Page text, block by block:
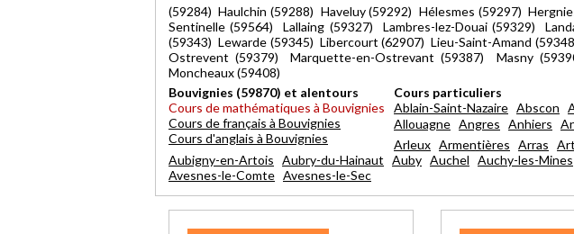
(59284) Haulchin (59288) Haveluy (59292) Hélesmes (59297)
Sentinelle (59564) Lallaing (59327) Lambres-lez-Douai (59329)
(59343) Lewarde (59345) Libercourt (62907) Lieu-Saint-Amand
Ostrevent (59379) Marquette-en-Ostrevant (59387) Masny
Moncheaux (59408)
Bouvignies (59870) et alentours
Cours de mathématiques à Bouvignies
Cours de français à Bouvignies
Cours d'anglais à Bouvignies
Cours particuliers
Ablain-Saint-Nazaire Abscon
Allouagne Angres Anhiers
Arleux Armentières Arras
Aubigny-en-Artois Aubry-du-Hainaut Auby Auchel Auchy-les-Mines
Avesnes-le-Comte Avesnes-le-Sec